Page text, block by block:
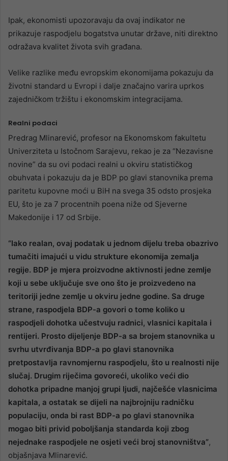
Ipak, ekonomisti upozoravaju da ovaj indikator ne
prikazuje raspodjelu bogatstva unutar države, niti direktno
odražava kvalitet života svih građana.
Velike razlike među evropskim ekonomijama pokazuju da
životni standard u Evropi i dalje značajno varira uprkos
zajedničkom tržištu i ekonomskim integracijama.
Realni podaci
Predrag Mlinarević, profesor na Ekonomskom fakultetu
Univerziteta u Istočnom Sarajevu, rekao je za “Nezavisne
novine” da su ovi podaci realni u okviru statističkog
obuhvata i pokazuju da je BDP po glavi stanovnika prema
paritetu kupovne moći u BiH na svega 35 odsto prosjeka
EU, što je za 7 procentnih poena niže od Sjeverne
Makedonije i 17 od Srbije.
“Iako realan, ovaj podatak u jednom dijelu treba obazrivo
tumačiti imajući u vidu strukture ekonomija zemalja
regije. BDP je mjera proizvodne aktivnosti jedne zemlje
koji u sebe uključuje sve ono što je proizvedeno na
teritoriji jedne zemlje u okviru jedne godine. Sa druge
strane, raspodjela BDP-a govori o tome koliko u
raspodjeli dohotka učestvuju radnici, vlasnici kapitala i
rentijeri. Prosto dijeljenje BDP-a sa brojem stanovnika u
svrhu utvrđivanja BDP-a po glavi stanovnika
pretpostavlja ravnomjernu raspodjelu, što u realnosti nije
slučaj. Drugim riječima govoreći, ukoliko veći dio
dohotka pripadne manjoj grupi ljudi, najčešće vlasnicima
kapitala, a ostatak se dijeli na najbrojniju radničku
populaciju, onda bi rast BDP-a po glavi stanovnika
mogao biti privid poboljšanja standarda koji zbog
nejednake raspodjele ne osjeti veći broj stanovništva”,
objašnjava Mlinarević.